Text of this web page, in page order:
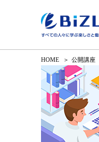
HOME 公開講座